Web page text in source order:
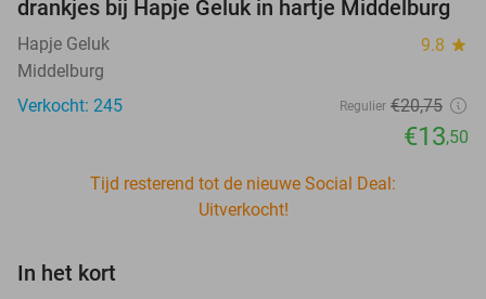
drankjes bij Hapje Geluk in hartje Middelburg
Hapje Geluk 9.8 star
Middelburg
Verkocht: 245
Regulier €20,75
€13,50
Tijd resterend tot de nieuwe Social Deal:
Uitverkocht!
In het kort